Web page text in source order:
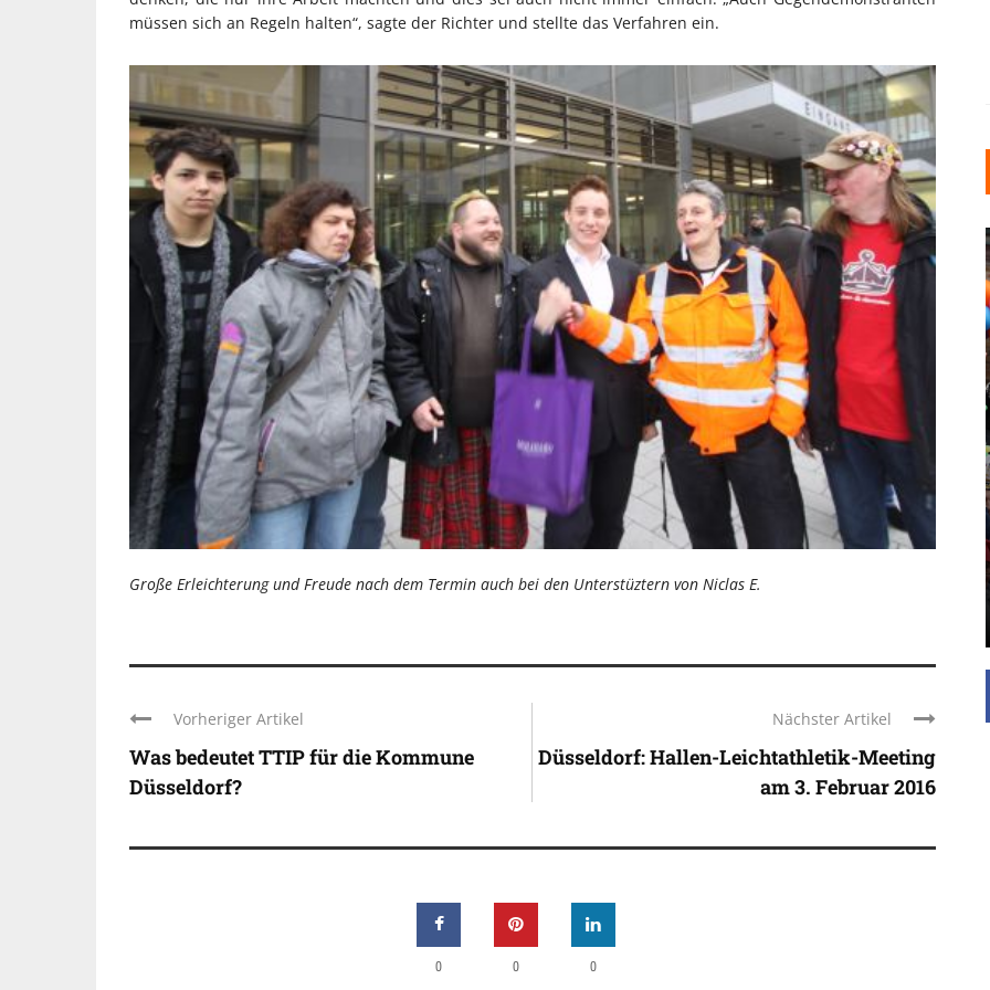
müssen sich an Regeln halten“, sagte der Richter und stellte das Verfahren ein.
Große Erleichterung und Freude nach dem Termin auch bei den Unterstüztern von Niclas E.
Vorheriger Artikel
Was bedeutet TTIP für die Kommune
Düsseldorf?
Nächster Artikel
Düsseldorf: Hallen-Leichtathletik-Meeting
am 3. Februar 2016
0 0 0
INDUSTRIELLER CHIC: WIE
KUNSTSTOFFFENSTER DEN
LOFT-STIL IN IHREM
EINFAMILIENHAUS
UNTERSTÜTZEN
Die Inspiration des industriellen Chics sind die
Werkshallen des Industriezeitalters. Die Basis für
mit rustikalen Elementen und großen